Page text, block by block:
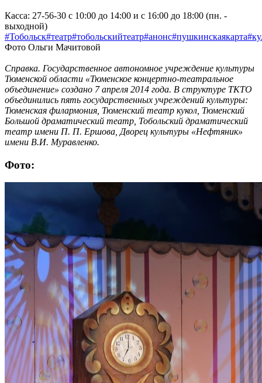
Касса: 27-56-30 с 10:00 до 14:00 и с 16:00 до 18:00 (пн. -
выходной)
#Тобольск#театр#тобольскийтеатр#анонс
Фото Ольги Мачитовой
Справка. Государственное автономное учреждение культуры
Тюменской области «Тюменское концертно-театральное
объединение» создано 7 апреля 2014 года. В структуре ТКТО
объединились пять государственных учреждений культуры:
Тюменская филармония, Тюменский театр кукол, Тюменский
Большой драматический театр, Тобольский драматический
театр имени П. П. Ершова, Дворец культуры «Нефтяник»
имени В.И. Муравленко.
Фото: